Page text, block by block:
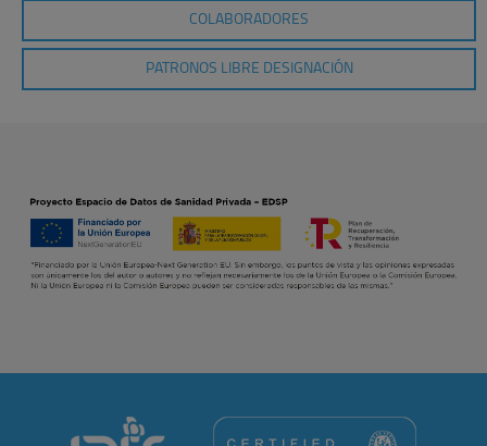
COLABORADORES
PATRONOS LIBRE DESIGNACIÓN